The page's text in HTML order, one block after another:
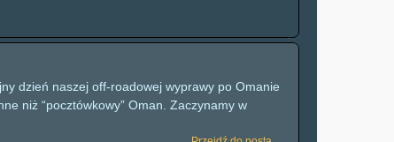
dzień naszej off-roadowej wyprawy po Omanie
niż “pocztówkowy” Oman. Zaczynamy w